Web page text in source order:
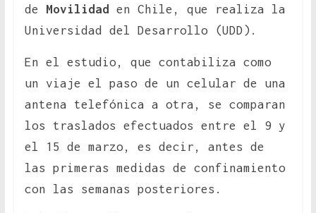
de Movilidad
en Chile, que realiza la
Universidad del Desarrollo (UDD).
En el estudio, que contabiliza como
un viaje el paso de un celular de una
antena telefónica a otra, se comparan
los traslados efectuados entre el 9 y
el 15 de marzo, es decir, antes de
las primeras medidas de confinamiento
con las semanas posteriores.